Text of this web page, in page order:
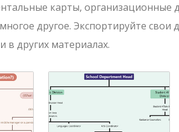
карты,
другое. Экспортируйте
в других материалах.